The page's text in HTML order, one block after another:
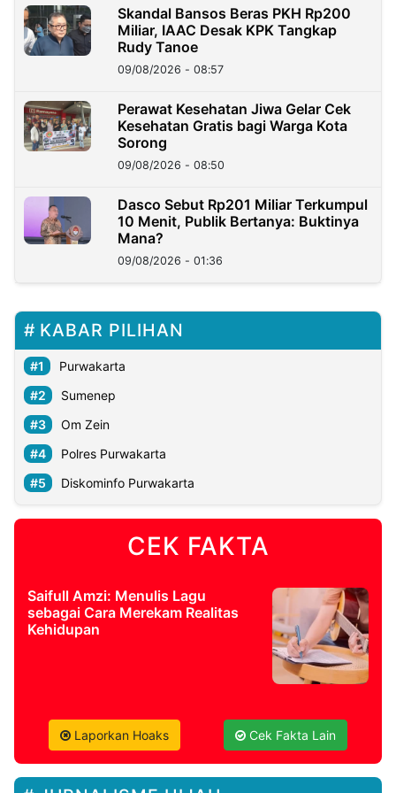
Skandal Bansos Beras PKH Rp200
Miliar, IAAC Desak KPK Tangkap
Rudy Tanoe
09/08/2026 - 08:57
Perawat Kesehatan Jiwa Gelar Cek
Kesehatan Gratis bagi Warga Kota
Sorong
09/08/2026 - 08:50
Dasco Sebut Rp201 Miliar Terkumpul
10 Menit, Publik Bertanya: Buktinya
Mana?
09/08/2026 - 01:36
KABAR PILIHAN
Purwakarta
Sumenep
Om Zein
Polres Purwakarta
Diskominfo Purwakarta
CEK FAKTA
Saifull Amzi: Menulis Lagu
sebagai Cara Merekam Realitas
Kehidupan
Laporkan Hoaks Cek Fakta Lain